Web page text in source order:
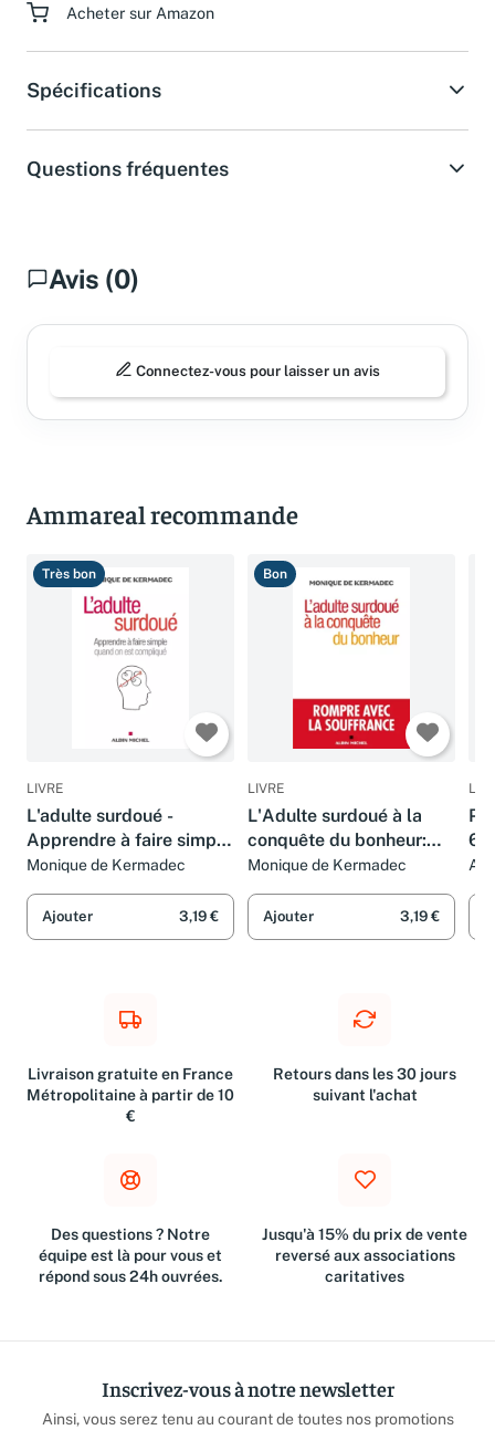
Acheter sur Amazon
Spécifications
Questions fréquentes
Avis (0)
Connectez-vous pour laisser un avis
Ammareal recommande
Très bon
LIVRE
L'adulte surdoué -
Apprendre à faire simple
quand on est compliqué
Monique de Kermadec
Ajouter 3,19 €
Bon
LIVRE
L'Adulte surdoué à la
conquête du bonheur:
Rompre avec la
Monique de Kermadec
Ajouter 3,19 €
6
Livraison gratuite en France
Métropolitaine à partir de 10
€
Retours dans les 30 jours
suivant l'achat
Des questions ? Notre
équipe est là pour vous et
répond sous 24h ouvrées.
Jusqu'à 15% du prix de vente
reversé aux associations
caritatives
Inscrivez-vous à notre newsletter
Ainsi, vous serez tenu au courant de toutes nos promotions